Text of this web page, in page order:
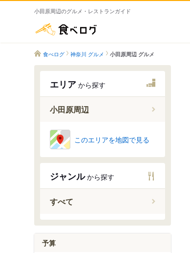
小田原周辺のグルメ・レストランガイド
食べログ 神奈川 グルメ 小田原周辺 グルメ
エリア から探す
小田原周辺
このエリアを地図で見る
ジャンルから探す
すべて
予算